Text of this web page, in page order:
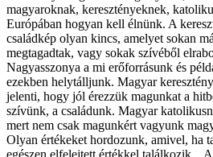
magyaroknak, keresztényeknek,
Európában hogyan kell élnünk. A
családkép olyan kincs, amelyet sokan
megtagadtak, vagy sokak szívéből
Nagyasszonya a mi erőforrásunk és
ezekben helytálljunk. Magyar
jelenti, hogy jól érezzük magunkat a
szívünk, a családunk. Magyar
mert nem csak magunkért vagyunk
Olyan értékeket hordozunk, amivel, ha
egészen elfelejtett értékkel találkozik.